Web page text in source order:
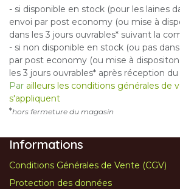
- si disponible en stock (pour les laines
envoi par post economy (ou mise à
dans les 3 jours ouvrables* suivant la
- si non disponible en stock (ou pas
par post economy (ou mise à
les 3 jours ouvrables* après réception
Par ailleurs les conditions générales de
s'appliquent
*hors fermeture du magasin
Informations
Conditions Générales de Vente (CGV)
Protection des données